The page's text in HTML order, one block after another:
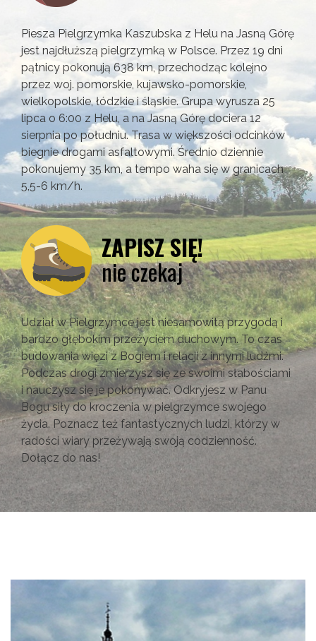
Piesza Pielgrzymka Kaszubska z Helu na Jasną Górę
jest najdłuższą pielgrzymką w Polsce. Przez 19 dni
pątnicy pokonują 638 km, przechodząc kolejno
przez woj. pomorskie, kujawsko-pomorskie,
wielkopolskie, łódzkie i śląskie. Grupa wyrusza 25
lipca o 6:00 z Helu, a na Jasną Górę dociera 12
sierpnia po południu. Trasa w większości odcinków
biegnie drogami asfaltowymi. Średnio dziennie
pokonujemy 35 km, a tempo waha się w granicach
5,5-6 km/h.
ZAPISZ SIĘ!
nie czekaj
Udział w Pielgrzymce jest niesamowitą przygodą i
bardzo głębokim przeżyciem duchowym. To czas
budowania więzi z Bogiem i relacji z innymi ludźmi.
Podczas drogi zmierzysz się ze swoimi słabościami
i nauczysz się je pokonywać. Odkryjesz w Panu
Bogu siły do kroczenia w pielgrzymce swojego
życia. Poznacz też fantastycznych ludzi, którzy w
radości wiary przeżywają swoją codzienność.
Dołącz do nas!